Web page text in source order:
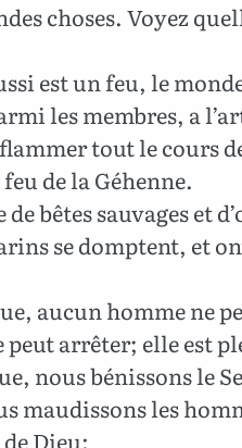
choses. Voyez
est un feu, le
les membres, a
tout le cours
de la Géhenne.
de bêtes sauvages et
se domptent, et
aucun homme ne
peut arrêter; elle est
nous bénissons le
maudissons les
Dieu: